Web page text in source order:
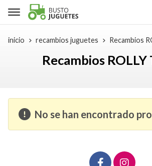
inicio recambios juguetes Recambios
Recambios ROLLY
No se han encontrado